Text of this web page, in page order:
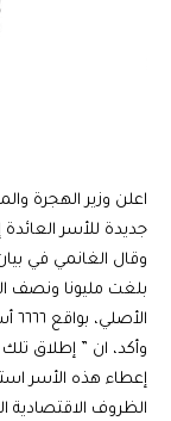
اعلن وزير الهجرة
جديدة للأسر
وقال الغانمي في
بلغت مليونا ونصف
الأصلي، بواقع ٦٦٦٦ أسرة”.
وأكد، ان ” إطلاق
إعطاء هذه الأسر
الظروف